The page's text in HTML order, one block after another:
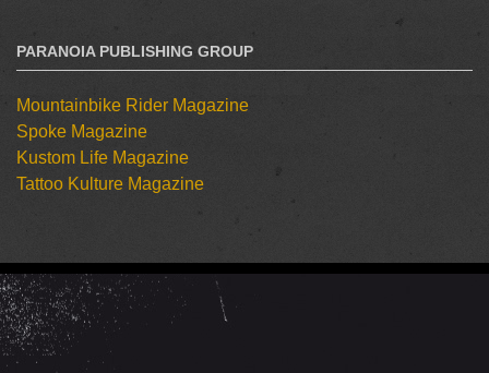
PARANOIA PUBLISHING GROUP
Mountainbike Rider Magazine
Spoke Magazine
Kustom Life Magazine
Tattoo Kulture Magazine